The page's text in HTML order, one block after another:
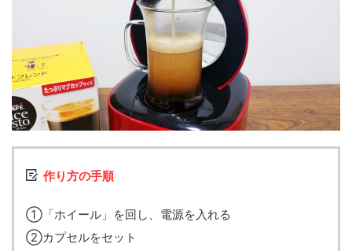
作り方の手順
①「ホイール」を回し、電源を入れる
②カプセルをセット